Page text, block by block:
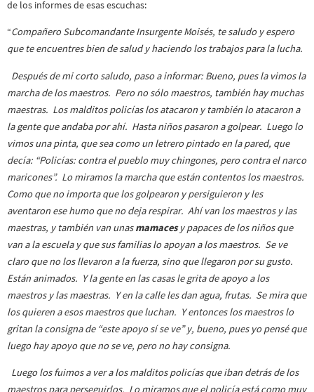
de los informes de esas escuchas:
“Compañero Subcomandante Insurgente Moisés, te saludo y espero
que te encuentres bien de salud y haciendo los trabajos para la lucha.
Después de mi corto saludo, paso a informar: Bueno, pues la vimos la
marcha de los maestros. Pero no sólo maestros, también hay muchas
maestras. Los malditos policías los atacaron y también lo atacaron a
la gente que andaba por ahí. Hasta niños pasaron a golpear. Luego lo
vimos una pinta, que sea como un letrero pintado en la pared, que
decía: “Policías: contra el pueblo muy chingones, pero contra el narco
maricones”. Lo miramos la marcha que están contentos los maestros.
Como que no importa que los golpearon y persiguieron y les
aventaron ese humo que no deja respirar. Ahí van los maestros y las
maestras, y también van unasmamacesy papaces de los niños que
van a la escuela y que sus familias lo apoyan a los maestros. Se ve
claro que no los llevaron a la fuerza, sino que llegaron por su gusto.
Están animados. Y la gente en las casas le grita de apoyo a los
maestros y las maestras. Y en la calle les dan agua, frutas. Se mira que
los quieren a esos maestros que luchan. Y entonces los maestros lo
gritan la consigna de “este apoyo sí se ve” y, bueno, pues yo pensé que
luego hay apoyo que no se ve, pero no hay consigna.
Luego los fuimos a ver a los malditos policías que iban detrás de los
maestros para perseguirlos. Lo miramos que el policía está como muy